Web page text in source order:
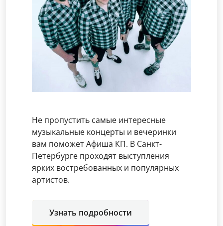
Не пропустить самые интересные
музыкальные концерты и вечеринки
вам поможет Афиша КП. В Санкт-
Петербурге проходят выступления
ярких востребованных и популярных
артистов.
Узнать подробности